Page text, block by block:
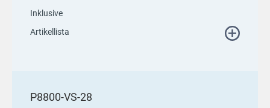
Inklusive
Artikellista
P8800-VS-28